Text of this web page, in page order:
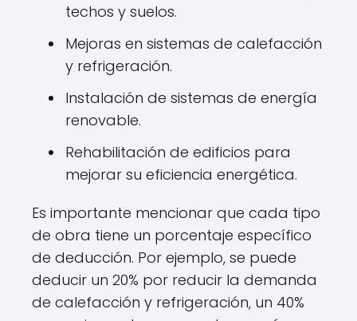
techos y suelos.
Mejoras en sistemas de calefacción
y refrigeración.
Instalación de sistemas de energía
renovable.
Rehabilitación de edificios para
mejorar su eficiencia energética.
Es importante mencionar que cada tipo
de obra tiene un porcentaje específico
de deducción. Por ejemplo, se puede
deducir un 20% por reducir la demanda
de calefacción y refrigeración, un 40%